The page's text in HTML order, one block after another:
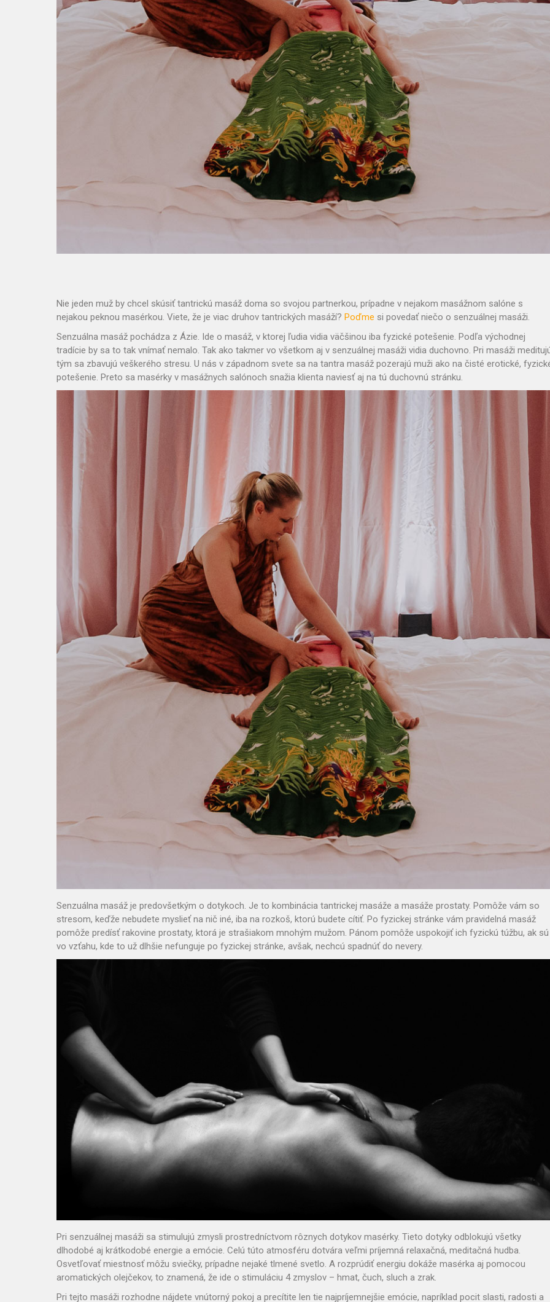
Nie jeden muž by chcel skúsiť tantrickú masáž doma so svojou partnerkou, prípadne v nejakom masážnom salóne s
nejakou peknou masérkou. Viete, že je viac druhov tantrických masáží? Poďme si povedať niečo o senzuálnej masáži.
Senzuálna masáž pochádza z Ázie. Ide o masáž, v ktorej ľudia vidia väčšinou iba fyzické potešenie. Podľa východnej
tradície by sa to tak vnímať nemalo. Tak ako takmer vo všetkom aj v senzuálnej masáži vidia duchovno. Pri masáži
tým sa zbavujú veškerého stresu. U nás v západnom svete sa na tantra masáž pozerajú muži ako na čisté erotické,
potešenie. Preto sa masérky v masážnych salónoch snažia klienta naviesť aj na tú duchovnú stránku.
Senzuálna masáž je predovšetkým o dotykoch. Je to kombinácia tantrickej masáže a masáže prostaty. Pomôže vám so
stresom, keďže nebudete myslieť na nič iné, iba na rozkoš, ktorú budete cítiť. Po fyzickej stránke vám pravidelná masáž
pomôže predísť rakovine prostaty, ktorá je strašiakom mnohým mužom. Pánom pomôže uspokojiť ich fyzickú túžbu, ak sú
vo vzťahu, kde to už dlhšie nefunguje po fyzickej stránke, avšak, nechcú spadnúť do nevery.
Pri senzuálnej masáži sa stimulujú zmysli prostredníctvom rôznych dotykov masérky. Tieto dotyky odblokujú všetky
dlhodobé aj krátkodobé energie a emócie. Celú túto atmosféru dotvára veľmi príjemná relaxačná, meditačná hudba.
Osvetľovať miestnosť môžu sviečky, prípadne nejaké tlmené svetlo. A rozprúdiť energiu dokáže masérka aj pomocou
aromatických olejčekov, to znamená, že ide o stimuláciu 4 zmyslov – hmat, čuch, sluch a zrak.
Pri tejto masáži rozhodne nájdete vnútorný pokoj a precítite len tie najpríjemnejšie emócie, napríklad pocit slasti, radosti a